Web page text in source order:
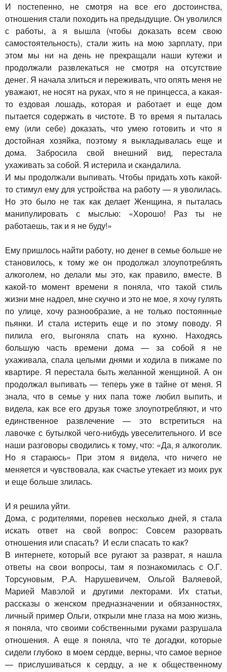
И постепенно, не смотря на все его достоинства,
отношения стали походить на предыдущие. Он уволился
с работы, а я вышла (чтобы доказать всем свою
самостоятельность), стали жить на мою зарплату, при
этом мы ни на день не прекращали наши кутежи и
продолжали развлекаться не смотря на отсутствие
денег. Я начала злиться и переживать, что опять меня не
уважают, не носят на руках, что я не принцесса, а какая-
то ездовая лошадь, которая и работает и еще дом
пытается содержать в чистоте. В то время я пыталась
ему (или себе) доказать, что умею готовить и что я
достойная хозяйка, поэтому я выкладывалась еще и
дома. Забросила свой внешний вид, перестала
ухаживать за собой. Я истерила и скандалила.
И мы продолжали выпивать. Чтобы придать хоть какой-
то стимул ему для устройства на работу — я уволилась.
Но это было не так как делает Женщина, я пыталась
манипулировать с мыслью: «Хорошо! Раз ты не
работаешь, так и я не буду!»
Ему пришлось найти работу, но денег в семье больше не
становилось, к тому же он продолжал злоупотреблять
алкоголем, но делали мы это, как правило, вместе. В
какой-то момент времени я поняла, что такой стиль
жизни мне надоел, мне скучно и это не мое, я хочу гулять
по улице, хочу разнообразие, а не только постоянные
пьянки. И стала истерить еще и по этому поводу. Я
пилила его, выгоняла спать на кухню. Находясь
большую часть времени дома — за собой я не
ухаживала, спала целыми днями и ходила в пижаме по
квартире. Я перестала быть желанной женщиной. А он
продолжал выпивать — теперь уже в тайне от меня. Я
знала, что в семье у них папа тоже любил выпить, и
видела, как все его друзья тоже злоупотребляют, и что
единственное развлечение — это встретиться на
лавочке с бутылкой чего-нибудь увеселительного. И все
наши разговоры сводились к тому, что: «Да, я алкоголик.
Но я стараюсь» При этом я видела, что ничего не
меняется и чувствовала, как счастье утекает из моих рук
и еще больше злилась.
И я решила уйти.
Дома, с родителями, поревев несколько дней, я стала
искать ответ на свой вопрос: Совсем разорвать
отношения или спасать? И если спасать то как?
В интернете, который все ругают за разврат, я нашла
ответы на свои вопросы, там я познакомилась с О.Г.
Торсуновым, Р.А. Нарушевичем, Ольгой Валяевой,
Марией Мавэлой и другими лекторами. Их статьи,
рассказы о женском предназначении и обязанностях,
личный пример Ольги, открыли мне глаза на мою жизнь,
я поняла, что своими собственными руками разрушала
отношения. А еще я поняла, что те догадки, которые
сидели глубоко в моем сердце, верны, что самое верное
— прислушиваться к сердцу, а не к общественному